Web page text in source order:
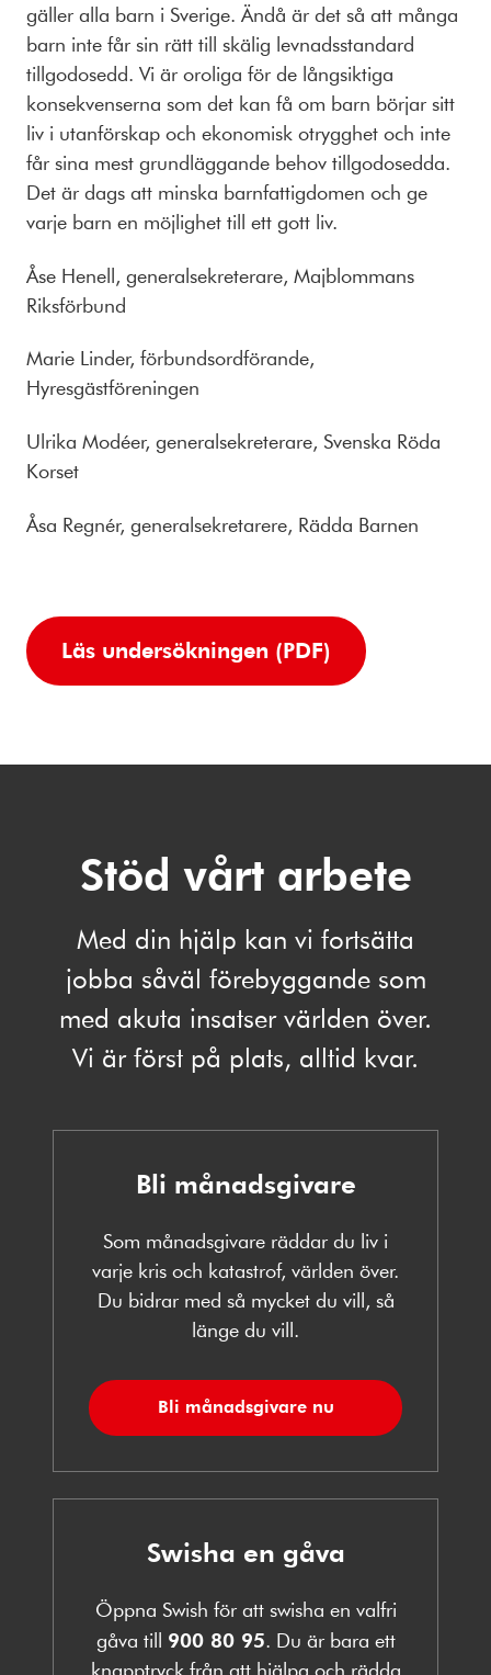
gäller alla barn i Sverige. Ändå är det så att många
barn inte får sin rätt till skälig levnadsstandard
tillgodosedd. Vi är oroliga för de långsiktiga
konsekvenserna som det kan få om barn börjar sitt
liv i utanförskap och ekonomisk otrygghet och inte
får sina mest grundläggande behov tillgodosedda.
Det är dags att minska barnfattigdomen och ge
varje barn en möjlighet till ett gott liv.
Åse Henell, generalsekreterare, Majblommans
Riksförbund
Marie Linder, förbundsordförande,
Hyresgästföreningen
Ulrika Modéer, generalsekreterare, Svenska Röda
Korset
Åsa Regnér, generalsekretarere, Rädda Barnen
Läs undersökningen (PDF)
Stöd vårt arbete
Med din hjälp kan vi fortsätta
jobba såväl förebyggande som
med akuta insatser världen över.
Vi är först på plats, alltid kvar.
Bli månadsgivare
Som månadsgivare räddar du liv i
varje kris och katastrof, världen över.
Du bidrar med så mycket du vill, så
länge du vill.
Bli månadsgivare nu
Swisha en gåva
Öppna Swish för att swisha en valfri
gåva till 900 80 95. Du är bara ett
knapptryck från att hjälpa och rädda